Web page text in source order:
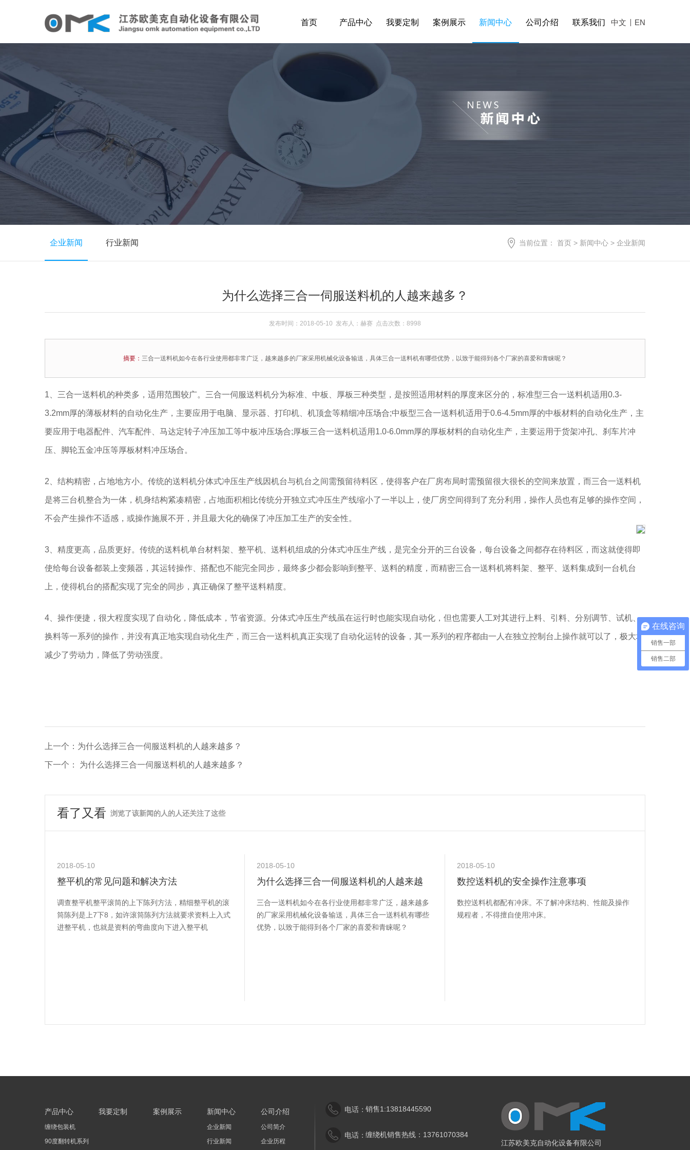
首页 产品中心 我要定制 案例展示 新闻中心 公司介绍 联系我们 中文 EN
企业新闻 行业新闻 当前位置： 首页 > 新闻中心 > 企业新闻
为什么选择三合一伺服送料机的人越来越多？
发布时间：2018-05-10 发布人：赫赛 点击次数：8998
摘要： 三合一送料机如今在各行业使用都非常广泛，越来越多的厂家采用机械化设备输送，具体三合一送料机有哪些优势，以致于能得到各个厂家的喜爱和青睐呢？
1、三合一送料机的种类多，适用范围较广。三合一伺服送料机分为标准、中板、厚板三种类型，是按照适用材料的厚度来区分的，标准型三合一送料机适用0.3-
3.2mm厚的薄板材料的自动化生产，主要应用于电脑、显示器、打印机、机顶盒等精细冲压场合;中板型三合一送料机适用于0.6-4.5mm厚的中板材料的自动化生产，主
要应用于电器配件、汽车配件、马达定转子冲压加工等中板冲压场合;厚板三合一送料机适用1.0-6.0mm厚的厚板材料的自动化生产，主要运用于货架冲孔、刹车片冲
压、脚轮五金冲压等厚板材料冲压场合。
2、结构精密，占地地方小。传统的送料机分体式冲压生产线因机台与机台之间需预留待料区，使得客户在厂房布局时需预留很大很长的空间来放置，而三合一送料机
是将三台机整合为一体，机身结构紧凑精密，占地面积相比传统分开独立式冲压生产线缩小了一半以上，使厂房空间得到了充分利用，操作人员也有足够的操作空间，
不会产生操作不适感，或操作施展不开，并且最大化的确保了冲压加工生产的安全性。
3、精度更高，品质更好。传统的送料机单台材料架、整平机、送料机组成的分体式冲压生产线，是完全分开的三台设备，每台设备之间都存在待料区，而这就使得即
使给每台设备都装上变频器，其运转操作、搭配也不能完全同步，最终多少都会影响到整平、送料的精度，而精密三合一送料机将料架、整平、送料集成到一台机台
上，使得机台的搭配实现了完全的同步，真正确保了整平送料精度。
4、操作便捷，很大程度实现了自动化，降低成本，节省资源。分体式冲压生产线虽在运行时也能实现自动化，但也需要人工对其进行上料、引料、分别调节、试机、
换料等一系列的操作，并没有真正地实现自动化生产，而三合一送料机真正实现了自动化运转的设备，其一系列的程序都由一人在独立控制台上操作就可以了，极大地
减少了劳动力，降低了劳动强度。
上一个：为什么选择三合一伺服送料机的人越来越多？
下一个： 为什么选择三合一伺服送料机的人越来越多？
看了又看 浏览了该新闻的人的人还关注了这些
2018-05-10
整平机的常见问题和解决方法
调查整平机整平滚筒的上下陈列方法，精细整平机的滚
筒陈列是上7下8，如许滚筒陈列方法就要求资料上入式
进整平机，也就是资料的弯曲度向下进入整平机
2018-05-10
为什么选择三合一伺服送料机的人越来越
三合一送料机如今在各行业使用都非常广泛，越来越多
的厂家采用机械化设备输送，具体三合一送料机有哪些
优势，以致于能得到各个厂家的喜爱和青睐呢？
2018-05-10
数控送料机的安全操作注意事项
数控送料机都配有冲床。不了解冲床结构、性能及操作
规程者，不得擅自使用冲床。
产品中心
缠绕包装机
90度翻转机系列
我要定制 案例展示 新闻中心
企业新闻
行业新闻
公司介绍
公司简介
企业历程
电话：销售1:13818445590
电话：缠绕机销售热线：13761070384
江苏欧美克自动化设备有限公司
在线咨询
销售一部
销售二部